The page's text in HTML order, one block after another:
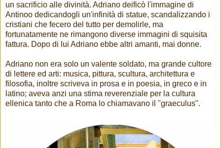
un sacrificio alle divinità. Adriano deificò l'immagine di
Antinoo dedicandogli un'infinità di statue, scandalizzando i
cristiani che fecero del tutto per demolirle, ma
fortunatamente ne rimangono diverse immagini di squisita
fattura. Dopo di lui Adriano ebbe altri amanti, mai donne.
Adriano non era solo un valente soldato, ma grande cultore
di lettere ed arti: musica, pittura, scultura, architettura e
filosofia, inoltre scriveva in prosa e in poesia, in greco e in
latino; aveva anzi una stima reverenziale per la cultura
ellenica tanto che a Roma lo chiamavano il "graeculus".